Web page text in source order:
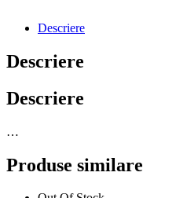
Descriere
Descriere
Descriere
…
Produse similare